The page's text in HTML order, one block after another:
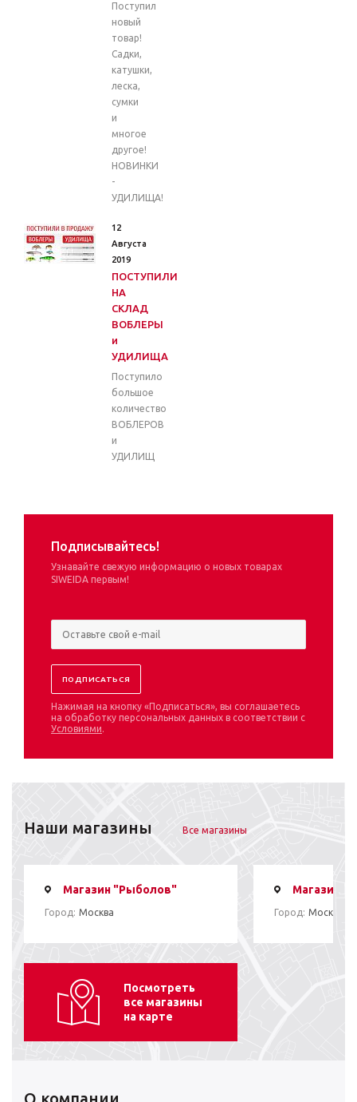
Поступил
новый
товар!
Садки,
катушки,
леска,
сумки
и
многое
другое!
НОВИНКИ
-
УДИЛИЩА!
12
Августа
2019
ПОСТУПИЛИ
НА
СКЛАД
ВОБЛЕРЫ
и
УДИЛИЩА
Поступило
большое
количество
ВОБЛЕРОВ
и
УДИЛИЩ
Подписывайтесь!
Узнавайте свежую информацию о новых товарах
SIWEIDA первым!
Нажимая на кнопку «Подписаться», вы соглашаетесь
на обработку персональных данных в соответствии с
Условиями.
Наши магазины Все магазины
Магазин "Рыболов"
Город: Москва
Магазин
Город: Москва
Посмотреть
все магазины
на карте